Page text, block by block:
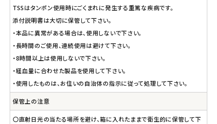
TSSはタンポン使用時にごくまれに発生する重篤な疾病です。
添付説明書は大切に保管して下さい。
・本品に異常がある場合は、使用しないで下さい。
・長時間のご使用、連続使用は避けて下さい。
・8時間以上は使用しないで下さい。
・経血量に合わせた製品を使用して下さい。
・使用したものは、お住いの自治体の指示に従って処理して下さい。
保管上の注意
〇直射日光の当たる場所を避け、箱に入れたままで衛生的に保管して下